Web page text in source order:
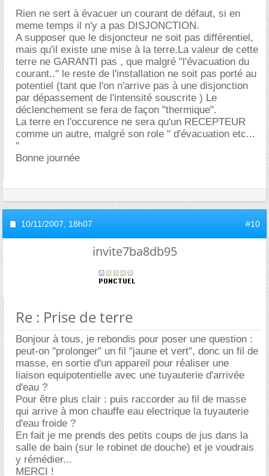
Rien ne sert à évacuer un courant de défaut, si en
meme temps il n'y a pas DISJONCTION.
A supposer que le disjoncteur ne soit pas différentiel,
mais qu'il existe une mise à la terre.La valeur de cette
terre ne GARANTI pas , que malgré "l'évacuation du
courant.." le reste de l'installation ne soit pas porté au
potentiel (tant que l'on n'arrive pas à une disjonction
par dépassement de l'intensité souscrite ) Le
déclenchement se fera de façon "thermique".
La terre en l'occurence ne sera qu'un RECEPTEUR
comme un autre, malgré son role " d'évacuation etc...
"
Bonne journée
10/11/2007, 18h07 #10
invite7ba8db95
Re : Prise de terre
Bonjour à tous, je rebondis pour poser une question :
peut-on "prolonger" un fil "jaune et vert", donc un fil de
masse, en sortie d'un appareil pour réaliser une
liaison equipotentielle avec une tuyauterie d'arrivée
d'eau ?
Pour être plus clair : puis raccorder au fil de masse
qui arrive à mon chauffe eau electrique la tuyauterie
d'eau froide ?
En fait je me prends des petits coups de jus dans la
salle de bain (sur le robinet de douche) et je voudrais
y rémédier...
MERCI !